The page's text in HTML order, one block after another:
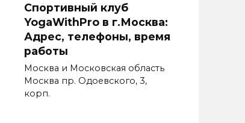
Спортивный клуб
YogaWithPro в г.Москва:
Адрес, телефоны, время
работы
Москва и Московская область
Москва пр. Одоевского, 3,
корп.